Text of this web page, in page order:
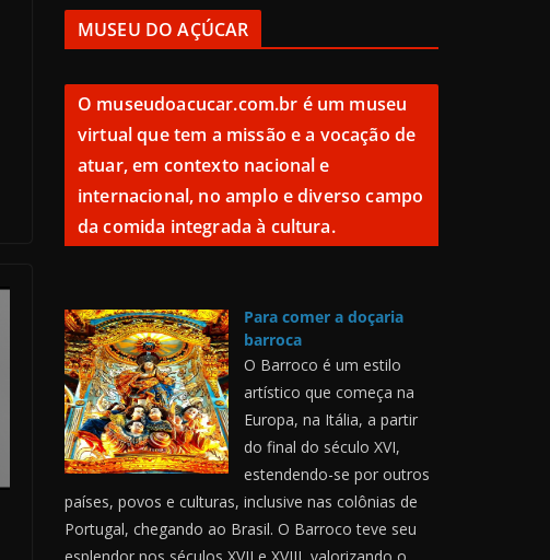
MUSEU DO AÇÚCAR
O museudoacucar.com.br é um museu
virtual que tem a missão e a vocação de
atuar, em contexto nacional e
internacional, no amplo e diverso campo
da comida integrada à cultura.
Para comer a doçaria
barroca
O Barroco é um estilo
artístico que começa na
Europa, na Itália, a partir
do final do século XVI,
estendendo-se por outros
países, povos e culturas, inclusive nas colônias de
Portugal, chegando ao Brasil. O Barroco teve seu
esplendor nos séculos XVII e XVIII, valorizando o